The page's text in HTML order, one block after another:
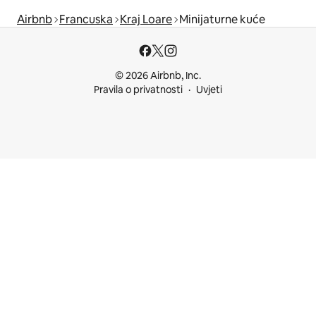
Airbnb Francuska Kraj Loare Minijaturne kuće
© 2026 Airbnb, Inc.
Pravila o privatnosti
Uvjeti